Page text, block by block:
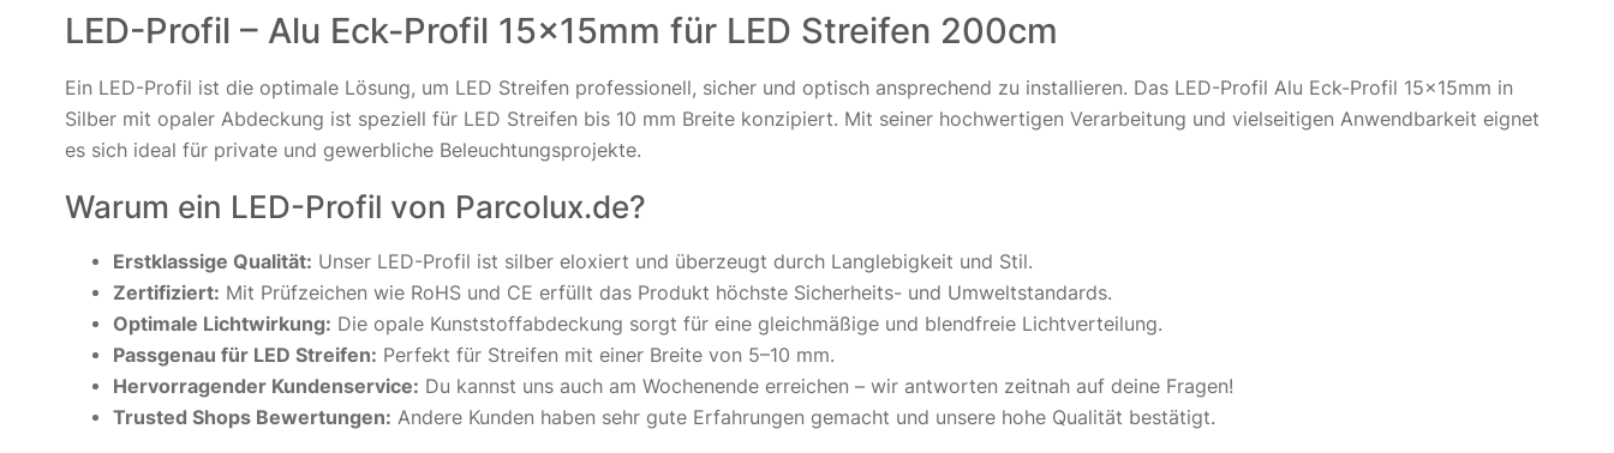
LED-Profil – Alu Eck-Profil 15x15mm für LED Streifen 200cm
Ein LED-Profil ist die optimale Lösung, um LED Streifen professionell, sicher und optisch ansprechend zu installieren. Das LED-Profil Alu Eck-Profil 15x15mm in
Silber mit opaler Abdeckung ist speziell für LED Streifen bis 10 mm Breite konzipiert. Mit seiner hochwertigen Verarbeitung und vielseitigen Anwendbarkeit eignet
es sich ideal für private und gewerbliche Beleuchtungsprojekte.
Warum ein LED-Profil von Parcolux.de?
Erstklassige Qualität: Unser LED-Profil ist silber eloxiert und überzeugt durch Langlebigkeit und Stil.
Zertifiziert: Mit Prüfzeichen wie RoHS und CE erfüllt das Produkt höchste Sicherheits- und Umweltstandards.
Optimale Lichtwirkung: Die opale Kunststoffabdeckung sorgt für eine gleichmäßige und blendfreie Lichtverteilung.
Passgenau für LED Streifen: Perfekt für Streifen mit einer Breite von 5–10 mm.
Hervorragender Kundenservice: Du kannst uns auch am Wochenende erreichen – wir antworten zeitnah auf deine Fragen!
Trusted Shops Bewertungen: Andere Kunden haben sehr gute Erfahrungen gemacht und unsere hohe Qualität bestätigt.